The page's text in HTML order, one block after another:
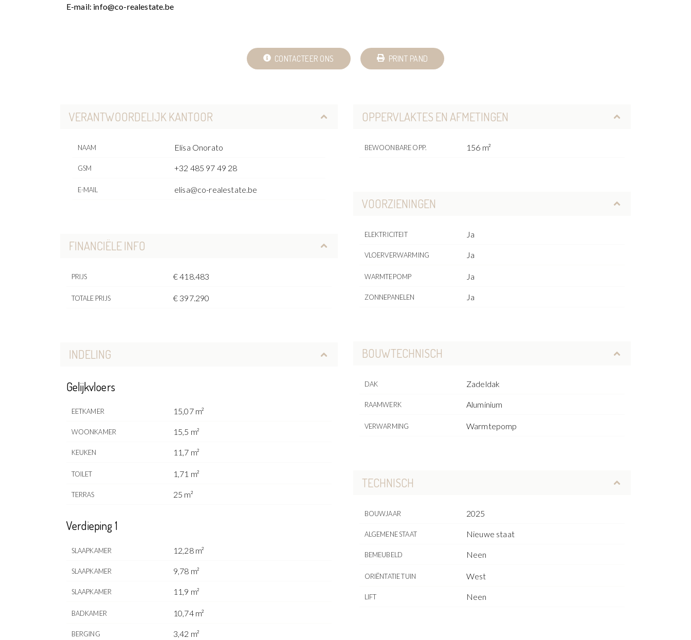
E-mail: info@co-realestate.be
CONTACTEER ONS PRINT PAND
VERANTWOORDELIJK KANTOOR
NAAM Elisa Onorato
GSM +32 485 97 49 28
E-MAIL elisa@co-realestate.be
FINANCIËLE INFO
PRIJS € 418.483
TOTALE PRIJS € 397.290
INDELING
Gelijkvloers
EETKAMER 15,07 m²
WOONKAMER 15,5 m²
KEUKEN 11,7 m²
TOILET 1,71 m²
TERRAS 25 m²
Verdieping 1
SLAAPKAMER 12,28 m²
SLAAPKAMER 9,78 m²
SLAAPKAMER 11,9 m²
BADKAMER 10,74 m²
BERGING 3,42 m²
OPPERVLAKTES EN AFMETINGEN
BEWOONBARE OPP. 156 m²
VOORZIENINGEN
ELEKTRICITEIT Ja
VLOERVERWARMING Ja
WARMTEPOMP Ja
ZONNEPANELEN Ja
BOUWTECHNISCH
DAK Zadeldak
RAAMWERK Aluminium
VERWARMING Warmtepomp
TECHNISCH
BOUWJAAR 2025
ALGEMENE STAAT Nieuwe staat
BEMEUBELD Neen
ORIËNTATIE TUIN West
LIFT Neen